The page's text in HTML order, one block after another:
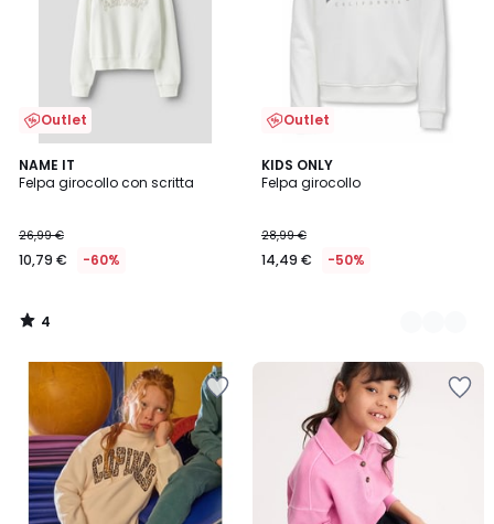
Outlet
NAME IT
Felpa girocollo con scritta
26,99 €
10,79 € -60%
4
/
4
/
Outlet
KIDS ONLY
Felpa girocollo
28,99 €
14,49 € -50%
2
Colori